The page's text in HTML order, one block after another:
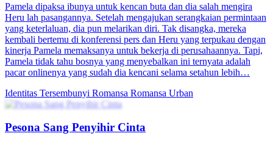
Pamela dipaksa ibunya untuk kencan buta dan dia salah mengira
Heru lah pasangannya. Setelah mengajukan serangkaian permintaan
yang keterlaluan, dia pun melarikan diri. Tak disangka, mereka
kembali bertemu di konferensi pers dan Heru yang terpukau dengan
kinerja Pamela memaksanya untuk bekerja di perusahaannya. Tapi,
Pamela tidak tahu bosnya yang menyebalkan ini ternyata adalah
pacar onlinenya yang sudah dia kencani selama setahun lebih…
Identitas Tersembunyi Romansa Romansa Urban
Pesona Sang Penyihir Cinta